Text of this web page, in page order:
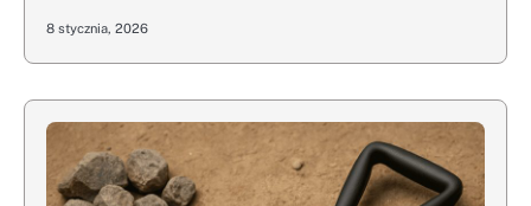
8 stycznia, 2026